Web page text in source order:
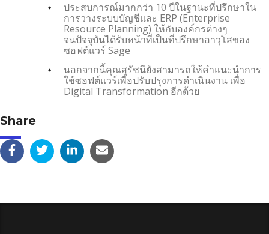
ประสบการณ์มากกว่า 10 ปีในฐานะที่ปรึกษาใน
การวางระบบบัญชีและ ERP (Enterprise
Resource Planning) ให้กับองค์กรต่างๆ
จนปัจจุบันได้รับหน้าที่เป็นที่ปรึกษาอาวุโสของ
ซอฟต์แวร์ Sage
นอกจากนี้คุณสุรัชนียังสามารถให้คำแนะนำการ
ใช้ซอฟต์แวร์เพื่อปรับปรุงการดำเนินงาน เพื่อ
Digital Transformation อีกด้วย
Share